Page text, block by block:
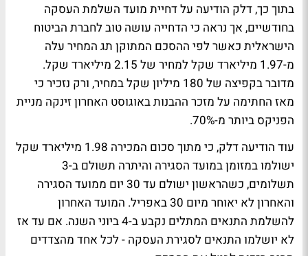
בתוך כך, דלק הודיעה על דחיית מועד השלמת העסקה
בחודשיים, אך נראה כי הדחייה עושה טוב לחברת הביטוח
הישראלית כאשר לפי ההסכם המתוקן תג המחיר עלה
מ-1.97 מיליארד שקל למחיר של 2.15 מיליארד שקל.
מדובר בקפיצה של 180 מיליון שקל במחיר, ורק נזכיר כי
מאז החתימה על מזכר ההבנות באוגוסט האחרון זינקה מניית
הפניקס ביותר מ-70%.
עוד הודיעה דלק, כי מתוך סכום המכירה 1.98 מיליארד שקל
ישולמו במזומן במועד הסגירה והיתרה תשולם ב-3
תשלומים, כשהראשון ישולם עד 30 יום ממועד הסגירה
והאחרון לא יאוחר מיום 30 באפריל. המועד האחרון
להשלמת התנאים המתלים נקבע ב-4 ביוני השנה. אם עד אז
לא יושלמו התנאים לסגירת העסקה - לכל אחד מהצדדים